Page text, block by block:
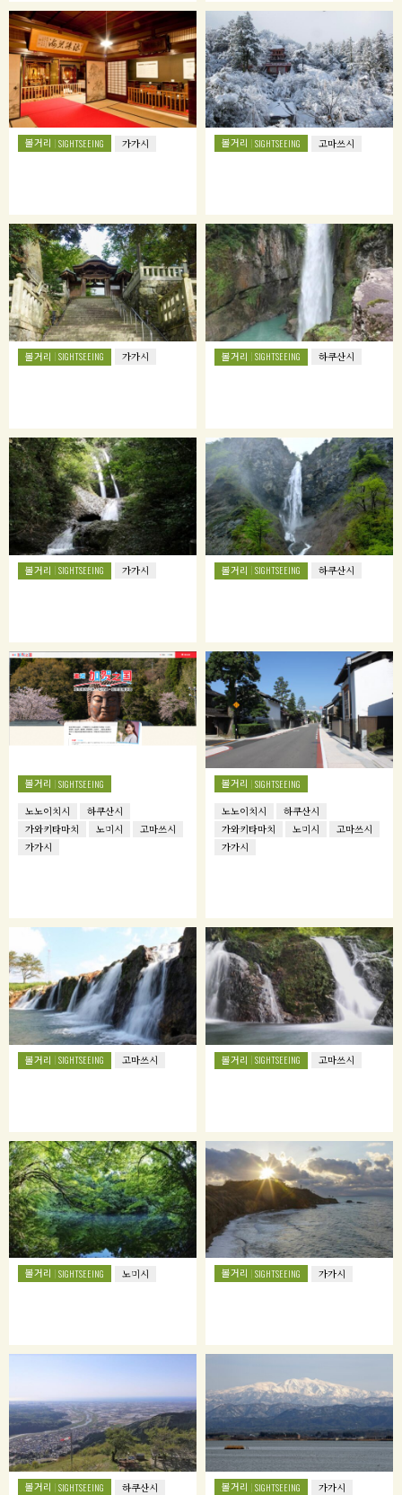
볼거리 SIGHTSEEING 가가시 볼거리 SIGHTSEEING 고마쓰시
볼거리 SIGHTSEEING 가가시 볼거리 SIGHTSEEING 하쿠산시
볼거리 SIGHTSEEING 가가시 볼거리 SIGHTSEEING 하쿠산시
볼거리 SIGHTSEEING
노노이치시
하쿠산시
가와키타마치
노미시
고마쓰시
가가시
볼거리 SIGHTSEEING
노노이치시
하쿠산시
가와키타마치
노미시
고마쓰시
가가시
볼거리 SIGHTSEEING 고마쓰시 볼거리 SIGHTSEEING 고마쓰시
볼거리 SIGHTSEEING 노미시 볼거리 SIGHTSEEING 가가시
볼거리 SIGHTSEEING 하쿠산시 볼거리 SIGHTSEEING 가가시